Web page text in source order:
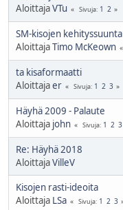
AloittajaVTu Sivuja 1 2
SM-kisojen kehityssuunta
AloittajaTimo McKeown
ta kisaformaatti
Aloittajaer Sivuja 1 2 3
Häyhä 2009 - Palaute
Aloittaja john Sivuja 1 2 3
Re: Häyhä 2018
AloittajaVilleV
Kisojen rasti-ideoita
Aloittaja LSa Sivuja 1 2 3